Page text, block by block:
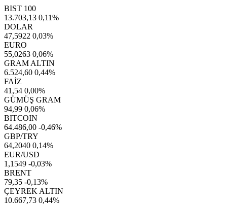
BIST 100
13.703,13 0,11%
DOLAR
47,5922 0,03%
EURO
55,0263 0,06%
GRAM ALTIN
6.524,60 0,44%
FAİZ
41,54 0,00%
GÜMÜŞ GRAM
94,99 0,06%
BITCOIN
64.486,00 -0,46%
GBP/TRY
64,2040 0,14%
EUR/USD
1,1549 -0,03%
BRENT
79,35 -0,13%
ÇEYREK ALTIN
10.667,73 0,44%